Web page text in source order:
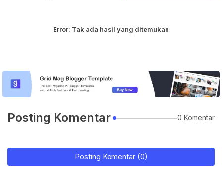
Error: Tak ada hasil yang ditemukan
Posting Komentar 0 Komentar
Posting Komentar (0)